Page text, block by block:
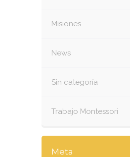
Misiones
News
Sin categoría
Trabajo Montessori
Meta